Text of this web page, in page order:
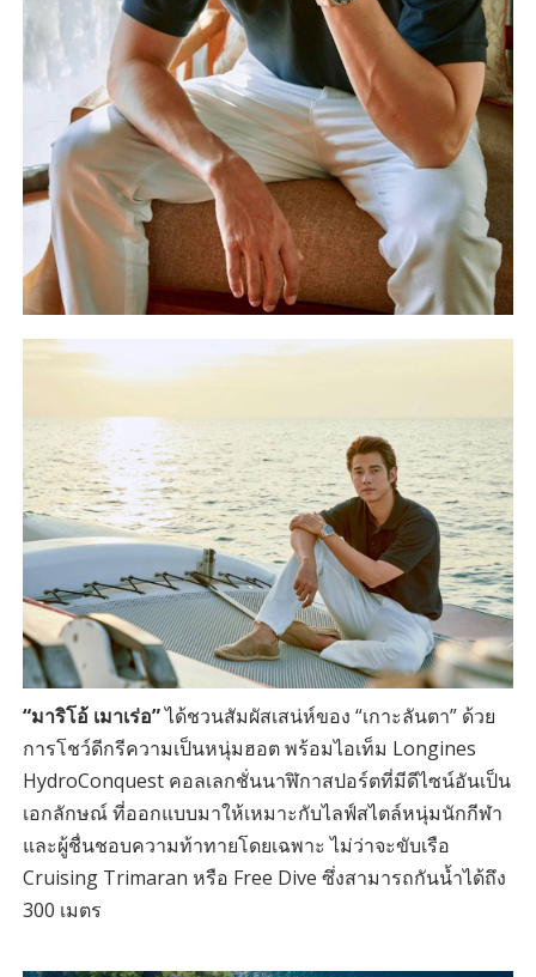
“มาริโอ้ เมาเร่อ”ได้ชวนสัมผัสเสน่ห์ของ “เกาะลันตา” ด้วย
การโชว์ดีกรีความเป็นหนุ่มฮอต พร้อมไอเท็ม Longines
HydroConquest คอลเลกชั่นนาฬิกาสปอร์ตที่มีดีไซน์อันเป็น
เอกลักษณ์ ที่ออกแบบมาให้เหมาะกับไลฟ์สไตล์หนุ่มนักกีฬา
และผู้ชื่นชอบความท้าทายโดยเฉพาะ ไม่ว่าจะขับเรือ
Cruising Trimaran หรือ Free Dive ซึ่งสามารถกันน้ำได้ถึง
300 เมตร